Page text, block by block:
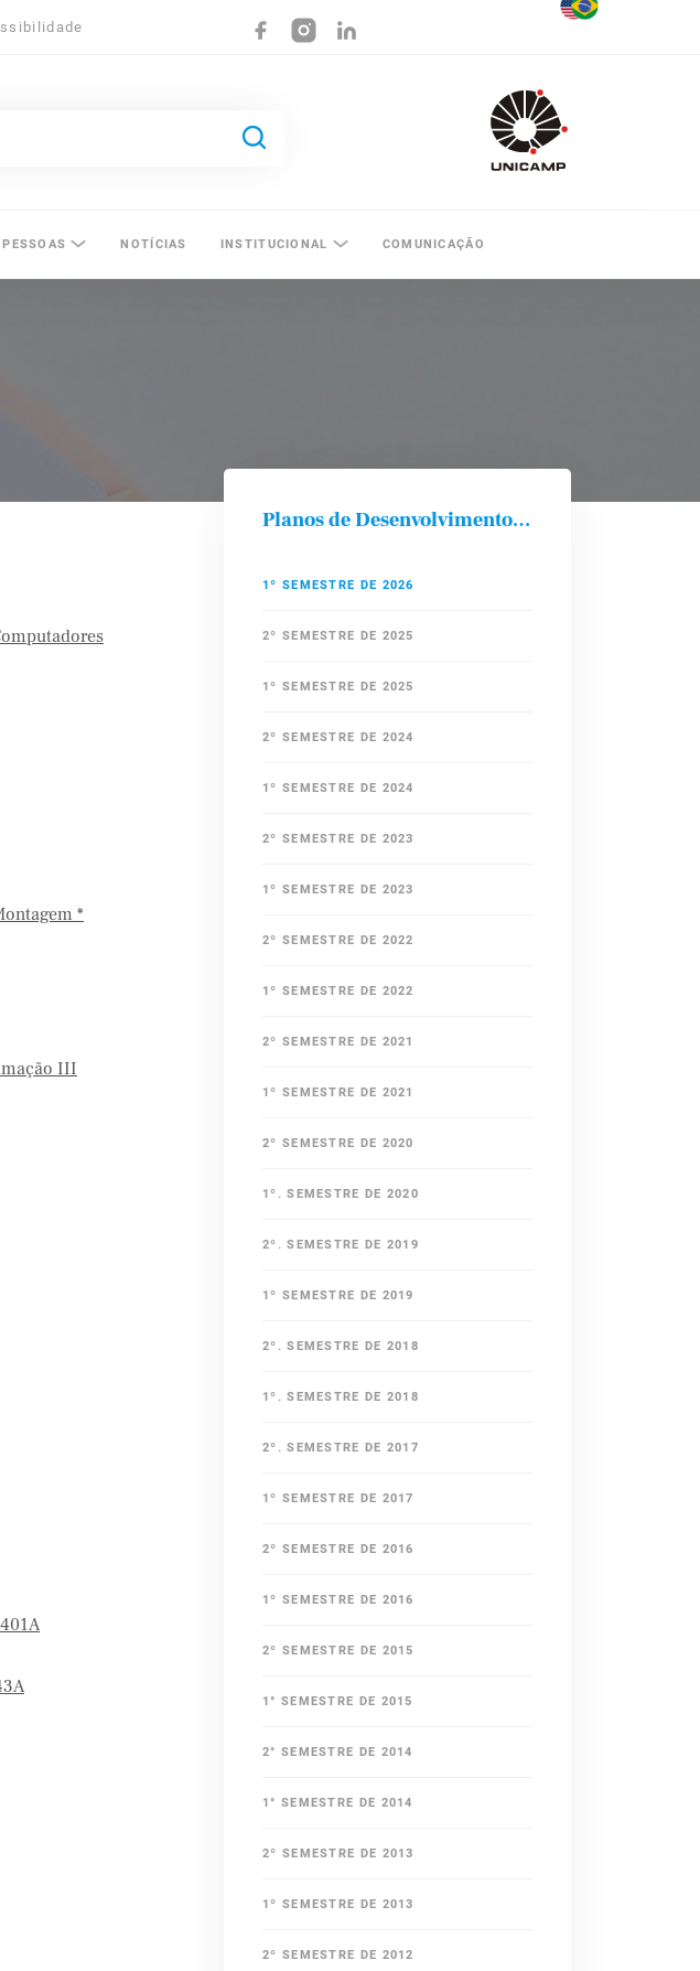
PESSOAS NOTÍCIAS INSTITUCIONAL COMUNICAÇÃO
*
III
Planos de Desenvolvimento das Disciplinas
1º SEMESTRE DE 2026
2º SEMESTRE DE 2025
1º SEMESTRE DE 2025
2º SEMESTRE DE 2024
1º SEMESTRE DE 2024
2º SEMESTRE DE 2023
1º SEMESTRE DE 2023
2º SEMESTRE DE 2022
1º SEMESTRE DE 2022
2º SEMESTRE DE 2021
1º SEMESTRE DE 2021
2º SEMESTRE DE 2020
1º. SEMESTRE DE 2020
2º. SEMESTRE DE 2019
1º SEMESTRE DE 2019
2º. SEMESTRE DE 2018
1º. SEMESTRE DE 2018
2º. SEMESTRE DE 2017
1º SEMESTRE DE 2017
2º SEMESTRE DE 2016
1º SEMESTRE DE 2016
2º SEMESTRE DE 2015
1° SEMESTRE DE 2015
2° SEMESTRE DE 2014
1° SEMESTRE DE 2014
2º SEMESTRE DE 2013
1º SEMESTRE DE 2013
2º SEMESTRE DE 2012